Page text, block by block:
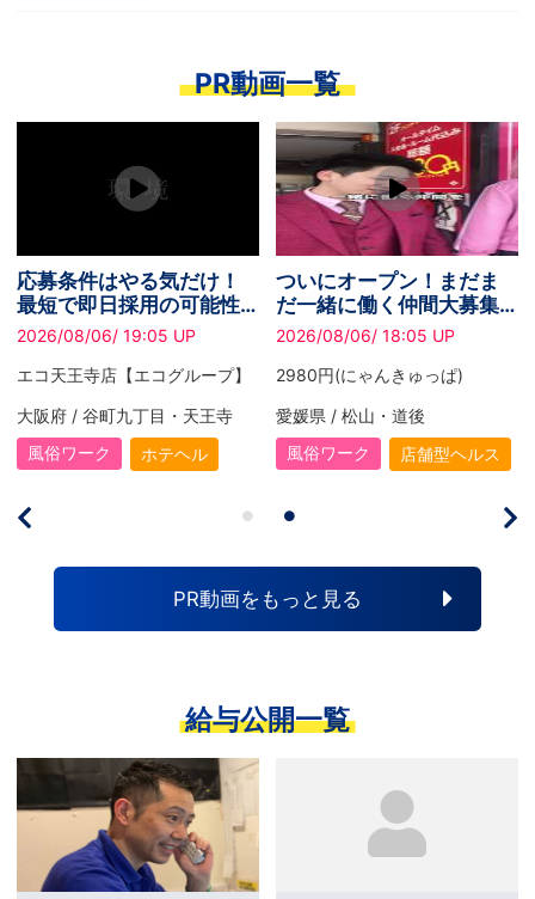
PR動画一覧
気だけ！
の可能性
UP
グループ】
・天王寺
テヘル
ついにオープン！まだま
だ一緒に働く仲間大募集
中です！
2026/08/06/ 18:05 UP
2980円(にゃんきゅっぱ)
愛媛県 / 松山・道後
風俗ワーク
店舗型ヘルス
挑戦する人が稼
です！
2026/08/06/ 19:24
大阪府 / 難波・心斎
風俗ワーク
PR動画をもっと見る
給与公開一覧